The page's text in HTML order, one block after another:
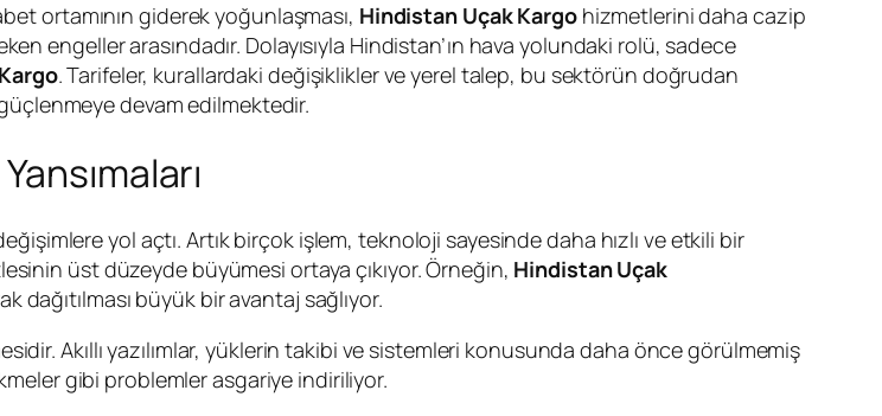
ortamının giderek yoğunlaşması, Hindistan Uçak Kargohizmetlerini daha cazip
engeller arasındadır. Dolayısıyla Hindistan’ın hava yolundaki rolü, sadece
. Tarifeler, kurallardaki değişiklikler ve yerel talep, bu sektörün doğrudan
devam edilmektedir.
yol açtı. Artık birçok işlem, teknoloji sayesinde daha hızlı ve etkili bir
üst düzeyde büyümesi ortaya çıkıyor. Örneğin, Hindistan Uçak
dağıtılması büyük bir avantaj sağlıyor.
Akıllı yazılımlar, yüklerin takibi ve sistemleri konusunda daha önce görülmemiş
gibi problemler asgariye indiriliyor.